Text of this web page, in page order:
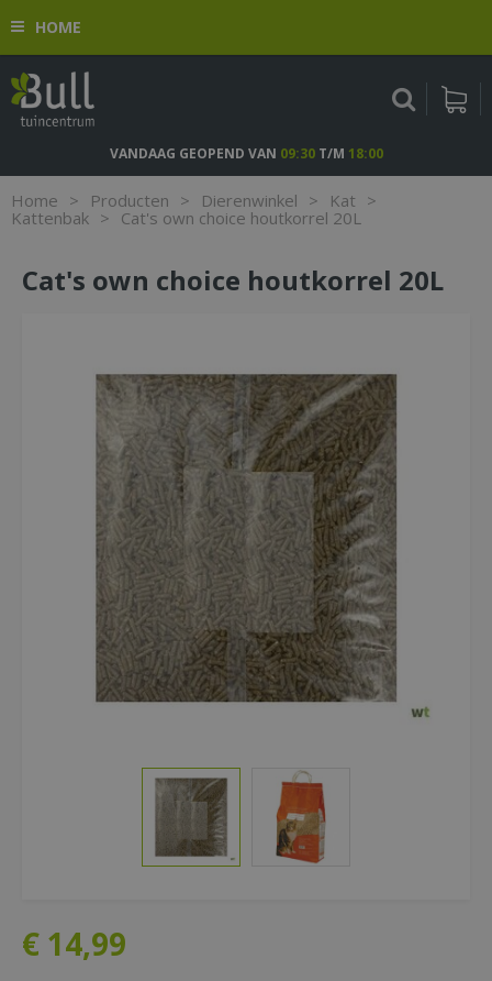
n
o
HOME
Home > Producten > Dierenwinkel > Kat >
Kattenbak > Cat's own choice houtkorrel 20L
VANDAAG GEOPEND VAN 09:30T/M 18:00
Cat's own choice houtkorrel 20L
€ 14,99